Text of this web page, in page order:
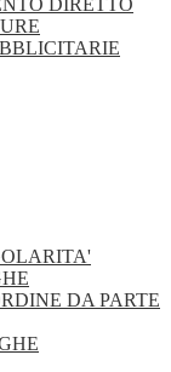
DIRETTO
DA PARTE